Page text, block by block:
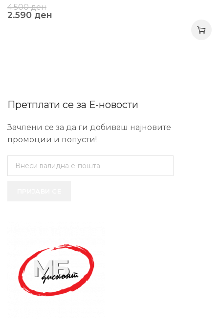
4.500ден
2.590 ден
Претплати се за Е-новости
Зачлени се за да ги добиваш најновите
промоции и попусти!